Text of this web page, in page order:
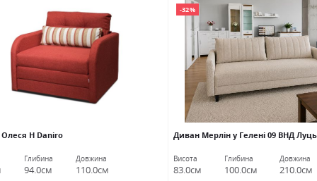
Н Daniro
Глибина
94.0см
Довжина
110.0см
-32%
Диван Мерлін у Гелені 09 ВНД
Висота
83.0см
Глибина
100.0см
Довжина
210.0см